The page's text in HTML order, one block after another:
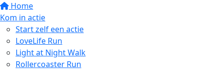
Home
Kom in actie
Start zelf een actie
LoveLife Run
Light at Night Walk
Rollercoaster Run